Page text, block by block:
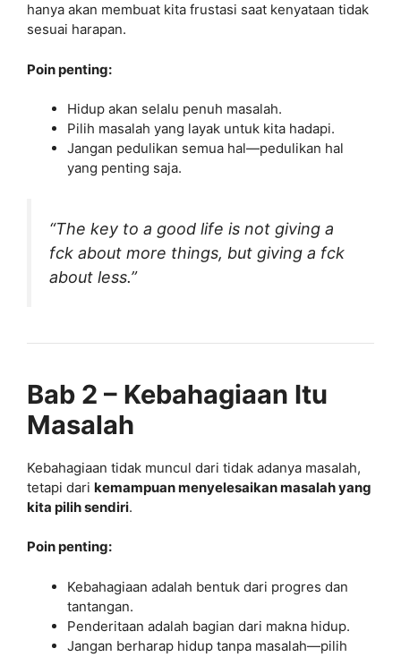
hanya akan membuat kita frustasi saat kenyataan tidak
sesuai harapan.
Poin penting:
Hidup akan selalu penuh masalah.
Pilih masalah yang layak untuk kita hadapi.
Jangan pedulikan semua hal—pedulikan hal
yang penting saja.
“The key to a good life is not giving a
fck about more things, but giving a fck
about less.”
Bab 2 – Kebahagiaan Itu
Masalah
Kebahagiaan tidak muncul dari tidak adanya masalah,
tetapi dari kemampuan menyelesaikan masalah yang
kita pilih sendiri.
Poin penting:
Kebahagiaan adalah bentuk dari progres dan
tantangan.
Penderitaan adalah bagian dari makna hidup.
Jangan berharap hidup tanpa masalah—pilih